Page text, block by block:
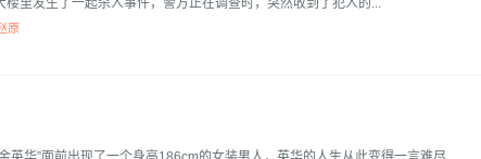
里发生了一起杀人事件，警方正在调查时，突然收到了犯人的...
原